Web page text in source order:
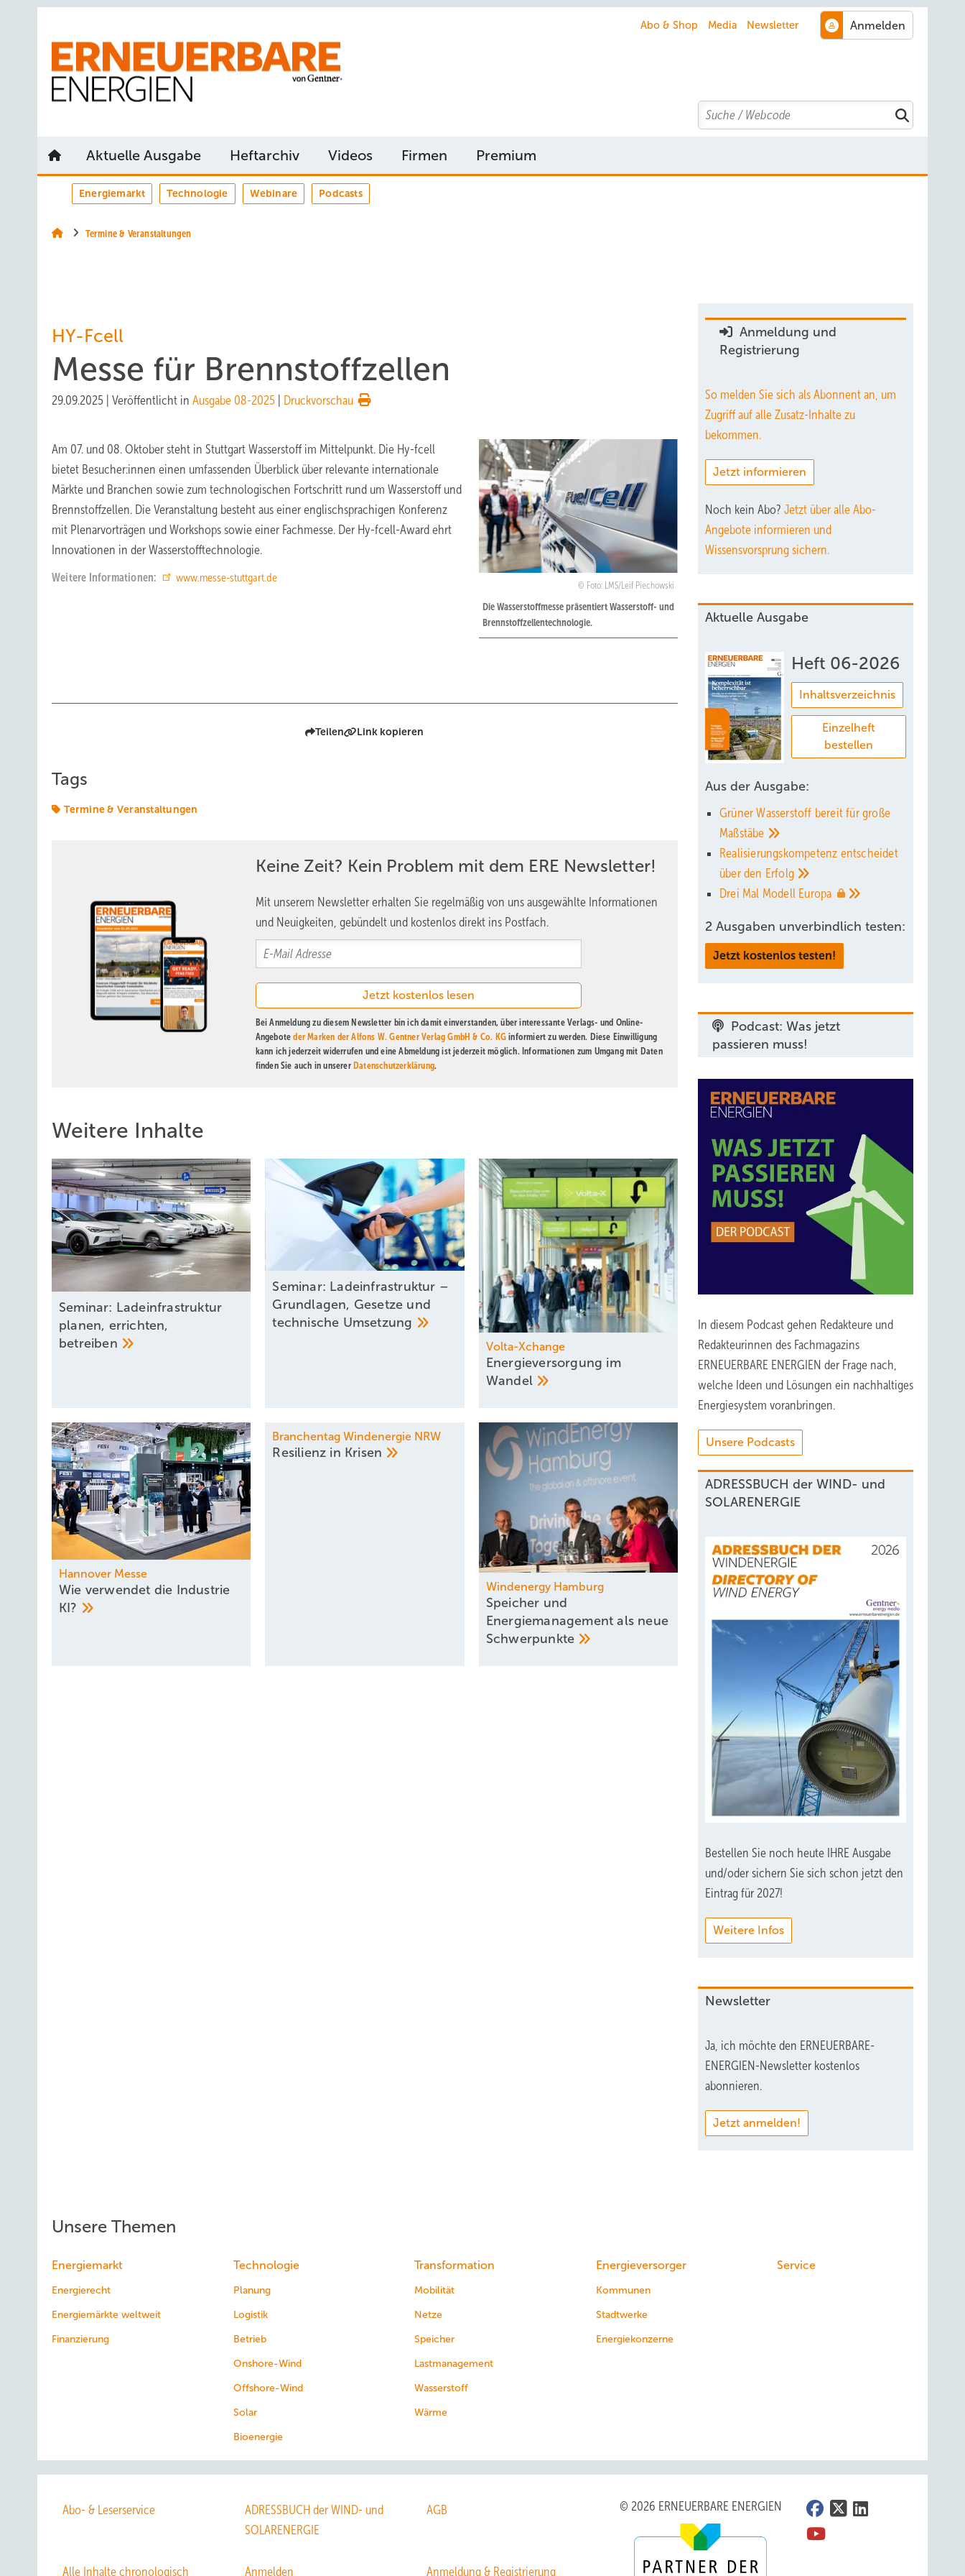
Abo & Shop Media Newsletter
Search
Aktuelle Ausgabe Heftarchiv Videos Firmen Premium
Energiemarkt Technologie Webinare Podcasts
Termine & Veranstaltungen
HY-Fcell
Messe für Brennstoffzellen
29.09.2025 Veröffentlicht in Ausgabe 08-2025 Druckvorschau
Foto: LMS/Leif Piechowski
Die Wasserstoffmesse präsentiert Wasserstoff- und
Brennstoffzellentechnologie.
Am 07. und 08. Oktober steht in Stuttgart Wasserstoff im Mittelpunkt. Die Hy-fcell
bietet Besucher:innen einen umfassenden Überblick über relevante internationale
Märkte und Branchen sowie zum technologischen Fortschritt rund um Wasserstoff und
Brennstoffzellen. Die Veranstaltung besteht aus einer englischsprachigen Konferenz
mit Plenarvorträgen und Workshops sowie einer Fachmesse. Der Hy-fcell-Award ehrt
Innovationen in der Wasserstofftechnologie.
Weitere Informationen: www.messe-stuttgart.de
Teilen Link kopieren
Tags
Termine & Veranstaltungen
Keine Zeit? Kein Problem mit dem ERE Newsletter!
Mit unserem Newsletter erhalten Sie regelmäßig von uns ausgewählte Informationen
und Neuigkeiten, gebündelt und kostenlos direkt ins Postfach.
Bei Anmeldung zu diesem Newsletter bin ich damit einverstanden, über interessante Verlags- und Online-
Angeboteder Marken der Alfons W. Gentner Verlag GmbH & Co. KG informiert zu werden. Diese Einwilligung
kann ich jederzeit widerrufen und eine Abmeldung ist jederzeit möglich. Informationen zum Umgang mit Daten
finden Sie auch in unserer Datenschutzerklärung.
Weitere Inhalte
Seminar: Ladeinfrastruktur
planen, errichten,
betreiben
Seminar: Ladeinfrastruktur –
Grundlagen, Gesetze und
technische Umsetzung
Volta-Xchange
Energieversorgung im
Wandel
Hannover Messe
Wie verwendet die Industrie
KI?
Branchentag Windenergie NRW
Resilienz in Krisen
Windenergy Hamburg
Speicher und
Energiemanagement als neue
Schwerpunkte
Anmeldung und
Registrierung
So melden Sie sich als Abonnent an, um
Zugriff auf alle Zusatz-Inhalte zu
bekommen.
Jetzt informieren
Noch kein Abo? Jetzt über alle Abo-
Angebote informieren und
Wissensvorsprung sichern.
Aktuelle Ausgabe
Heft 06-2026
Inhaltsverzeichnis
Einzelheft
bestellen
Aus der Ausgabe:
Grüner Wasserstoff bereit für große
Maßstäbe
Realisierungskompetenz entscheidet
über den Erfolg
Drei Mal Modell Europa
2 Ausgaben unverbindlich testen:
Jetzt kostenlos testen!
Podcast: Was jetzt
passieren muss!
In diesem Podcast gehen Redakteure und
Redakteurinnen des Fachmagazins
ERNEUERBARE ENERGIEN der Frage nach,
welche Ideen und Lösungen ein nachhaltiges
Energiesystem voranbringen.
Unsere Podcasts
ADRESSBUCH der WIND- und
SOLARENERGIE
Bestellen Sie noch heute IHRE Ausgabe
und/oder sichern Sie sich schon jetzt den
Eintrag für 2027!
Weitere Infos
Newsletter
Ja, ich möchte den ERNEUERBARE-
ENERGIEN-Newsletter kostenlos
abonnieren.
Jetzt anmelden!
Unsere Themen
Energiemarkt
Energierecht
Energiemärkte weltweit
Finanzierung
Technologie
Planung
Logistik
Betrieb
Onshore-Wind
Offshore-Wind
Solar
Bioenergie
Transformation
Mobilität
Netze
Speicher
Lastmanagement
Wasserstoff
Wärme
Energieversorger
Kommunen
Stadtwerke
Energiekonzerne
Service
Abo- & Leserservice
ADRESSBUCH der WIND- und
SOLARENERGIE
AGB
Alle Inhalte chronologisch Anmelden Anmeldung & Registrierung
© 2026 ERNEUERBARE ENERGIEN